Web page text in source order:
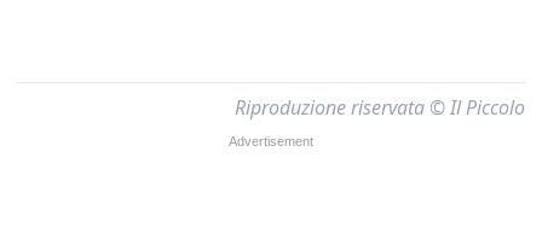
Riproduzione riservata © Il Piccolo